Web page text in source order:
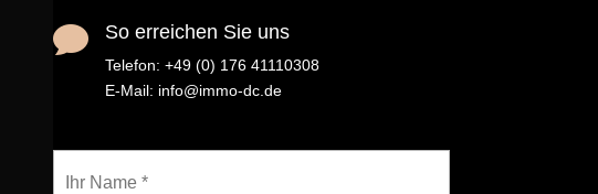
 So erreichen Sie uns
Telefon: ‪+49 (0) 176 41110308
E-Mail: info@immo-dc.de